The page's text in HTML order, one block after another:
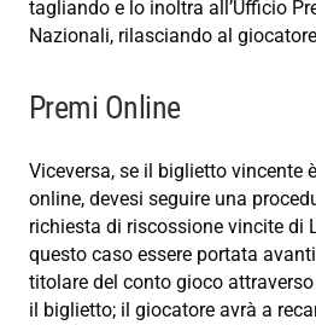
tagliando e lo inoltra all’Ufficio
Nazionali, rilasciando al
Premi Online
Viceversa, se il biglietto vincente
online, devesi seguire una
richiesta di riscossione vincite di
questo caso essere portata
titolare del conto gioco
il biglietto; il giocatore avrà a